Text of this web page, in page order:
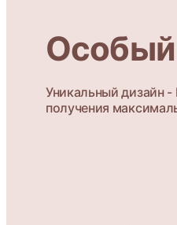
Уникальный дизайн
получения